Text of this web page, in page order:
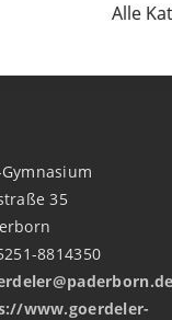
Alle
35
8814350
www.goerdeler-